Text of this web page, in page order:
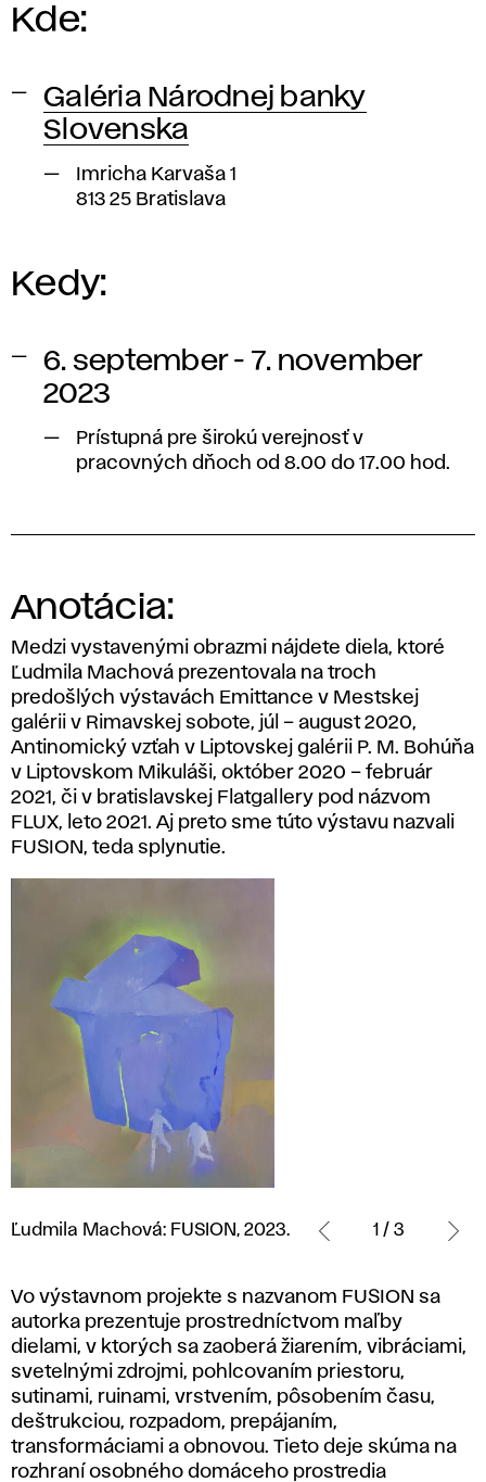
Kde:
Galéria Národnej banky
Slovenska
Imricha Karvaša 1
813 25 Bratislava
Kedy:
6. september - 7. november
2023
Prístupná pre širokú verejnosť v
pracovných dňoch od 8.00 do 17.00 hod.
Anotácia:
Medzi vystavenými obrazmi nájdete diela, ktoré
Ľudmila Machová prezentovala na troch
predošlých výstavách Emittance v Mestskej
galérii v Rimavskej sobote, júl – august 2020,
Antinomický vzťah v Liptovskej galérii P. M. Bohúňa
v Liptovskom Mikuláši, október 2020 – február
2021, či v bratislavskej Flatgallery pod názvom
FLUX, leto 2021. Aj preto sme túto výstavu nazvali
FUSION, teda splynutie.
Machová:
Ľudmila Machová: FUSION, 2023. 1 / 3
Vo výstavnom projekte s nazvanom FUSION sa
autorka prezentuje prostredníctvom maľby
dielami, v ktorých sa zaoberá žiarením, vibráciami,
svetelnými zdrojmi, pohlcovaním priestoru,
sutinami, ruinami, vrstvením, pôsobením času,
deštrukciou, rozpadom, prepájaním,
transformáciami a obnovou. Tieto deje skúma na
rozhraní osobného domáceho prostredia